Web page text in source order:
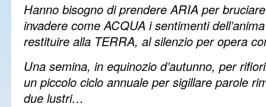
Hanno bisogno di prendere ARIA per
invadere come ACQUA i sentimenti
restituire alla TERRA, al silenzio per opera
Una semina, in equinozio d’autunno, per
un piccolo ciclo annuale per sigillare parole
due lustri…